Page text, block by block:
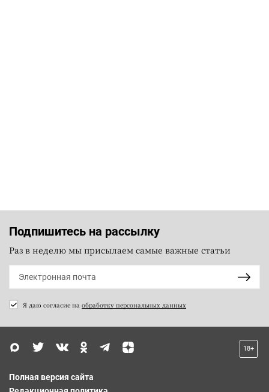
Подпишитесь на рассылку
Раз в неделю мы присылаем самые важные статьи
Я даю согласие на обработку персональных данных
18+
Полная версия сайта